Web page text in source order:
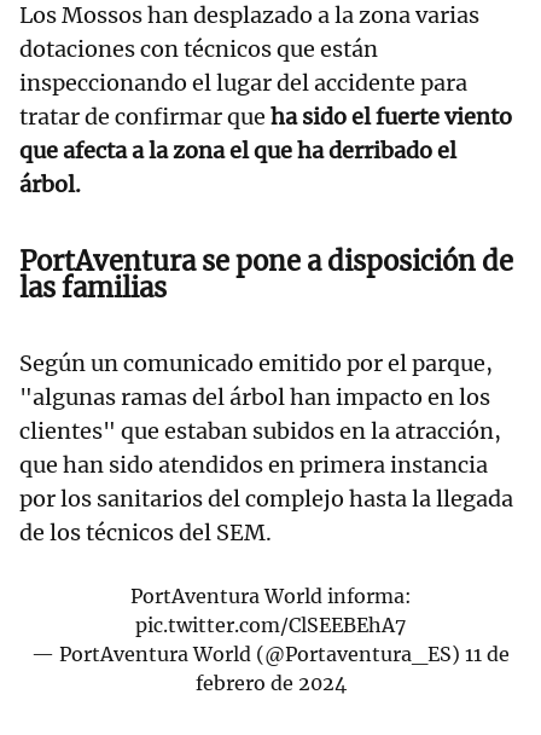
Los Mossos han desplazado a la zona varias
dotaciones con técnicos que están
inspeccionando el lugar del accidente para
tratar de confirmar que ha sido el fuerte viento
que afecta a la zona el que ha derribado el
árbol.
PortAventura se pone a disposición de
las familias
Según un comunicado emitido por el parque,
"algunas ramas del árbol han impacto en los
clientes" que estaban subidos en la atracción,
que han sido atendidos en primera instancia
por los sanitarios del complejo hasta la llegada
de los técnicos del SEM.
PortAventura World informa:
pic.twitter.com/ClSEEBEhA7
— PortAventura World (@Portaventura_ES) 11 de
febrero de 2024